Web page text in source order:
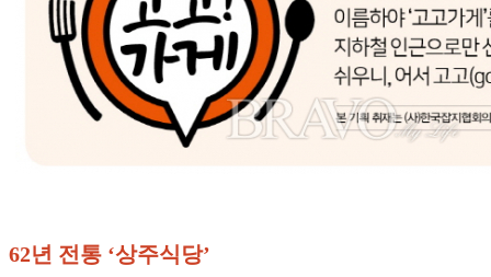
62년 전통 ‘상주식당’